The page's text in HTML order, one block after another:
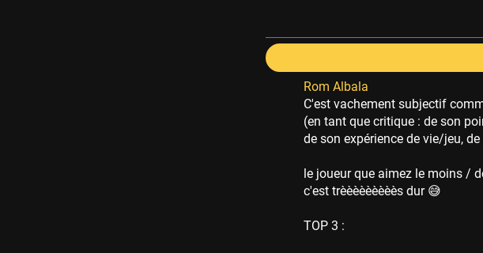
Rom Albala
C'est vachement subjectif
(en tant que critique : de son
de son expérience de vie/jeu,
le joueur que aimez le moins /
c'est trèèèèèèèèès dur 😅
TOP 3 :